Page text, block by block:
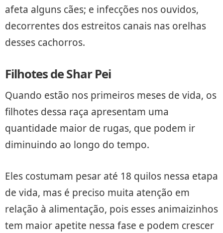
afeta alguns cães; e infecções nos ouvidos,
decorrentes dos estreitos canais nas orelhas
desses cachorros.
Filhotes de Shar Pei
Quando estão nos primeiros meses de vida, os
filhotes dessa raça apresentam uma
quantidade maior de rugas, que podem ir
diminuindo ao longo do tempo.
Eles costumam pesar até 18 quilos nessa etapa
de vida, mas é preciso muita atenção em
relação à alimentação, pois esses animaizinhos
tem maior apetite nessa fase e podem crescer